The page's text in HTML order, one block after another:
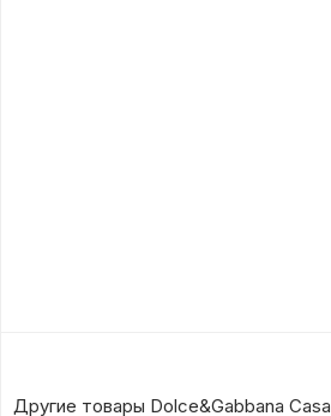
Другие товары Dolce&Gabbana Casa